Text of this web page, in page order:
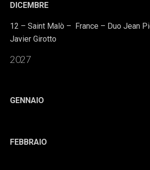
DICEMBRE
12 – Saint Malò – France – Duo Jean
Javier Girotto
2027
GENNAIO
FEBBRAIO